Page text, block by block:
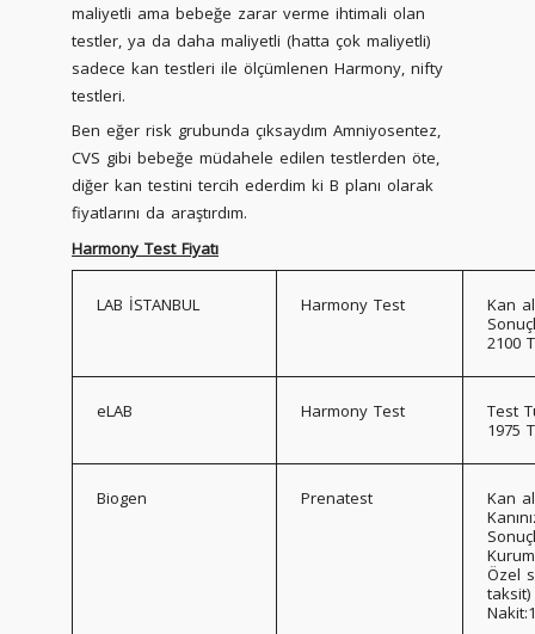
maliyetli ama bebeğe zarar verme ihtimali olan
testler, ya da daha maliyetli (hatta çok maliyetli)
sadece kan testleri ile ölçümlenen Harmony, nifty
testleri.
Ben eğer risk grubunda çıksaydım Amniyosentez,
CVS gibi bebeğe müdahele edilen testlerden öte,
diğer kan testini tercih ederdim ki B planı olarak
fiyatlarını da araştırdım.
Harmony Test Fiyatı
LAB İSTANBUL Harmony Test
Kan
2100
eLAB Harmony Test
Test
1975
Biogen Prenatest
Kan
Özel
taksit)